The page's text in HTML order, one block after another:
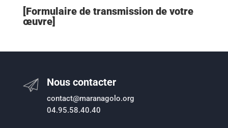
[Formulaire de transmission de votre
œuvre]
Nous contacter
contact@maranagolo.org
04.95.58.40.40